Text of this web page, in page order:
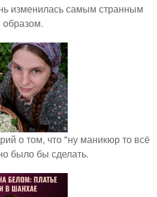
изменилась самым странным
образом.
о том, что "ну маникюр то всё
было бы сделать.